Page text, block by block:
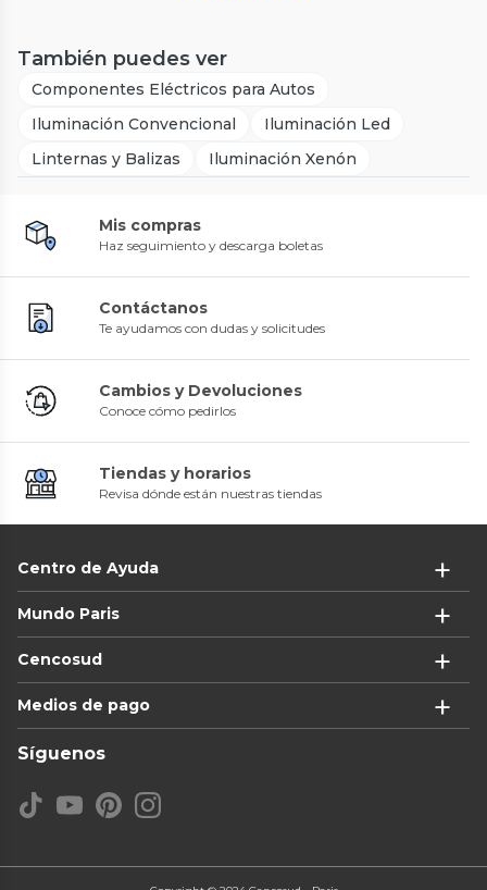
También puedes ver
Componentes Eléctricos para Autos
Iluminación Convencional
Iluminación Led
Linternas y Balizas
Iluminación Xenón
Mis compras
Haz seguimiento y descarga boletas
Contáctanos
Te ayudamos con dudas y solicitudes
Cambios y Devoluciones
Conoce cómo pedirlos
Tiendas y horarios
Revisa dónde están nuestras tiendas
Centro de Ayuda
Mundo Paris
Cencosud
Medios de pago
Síguenos